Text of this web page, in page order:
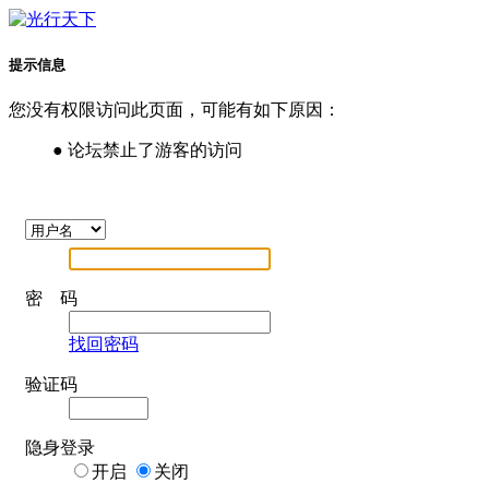
提示信息
您没有权限访问此页面，可能有如下原因：
● 论坛禁止了游客的访问
密 码
找回密码
验证码
隐身登录
开启
关闭